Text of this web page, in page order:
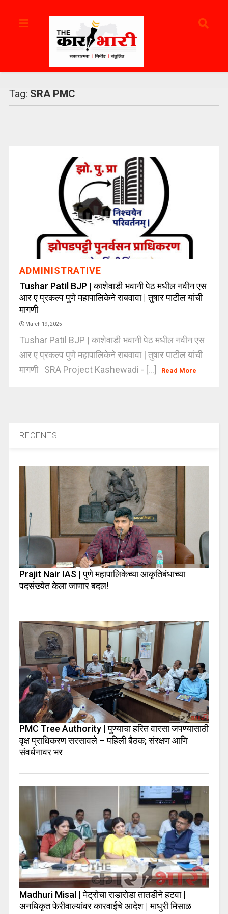
Tag: SRA PMC
ADMINISTRATIVE
Tushar Patil BJP | काशेवाडी भवानी पेठ मधील नवीन एस
आर ए प्रकल्प पुणे महापालिकेने राबवावा | तुषार पाटील यांची
मागणी
March 19, 2025
Tushar Patil BJP | काशेवाडी भवानी पेठ मधील नवीन एस
आर ए प्रकल्प पुणे महापालिकेने राबवावा | तुषार पाटील यांची
मागणी SRA Project Kashewadi - [...]
Read More
RECENTS
Prajit Nair IAS | पुणे महापालिकेच्या आकृतिबंधाच्या
पदसंख्येत केला जाणार बदल!
PMC Tree Authority | पुण्याचा हरित वारसा जपण्यासाठी
वृक्ष प्राधिकरण सरसावले – पहिली बैठक; संरक्षण आणि
संवर्धनावर भर
Madhuri Misal | मेट्रोचा राडारोडा तातडीने हटवा |
अनधिकृत फेरीवाल्यांवर कारवाईचे आदेश | माधुरी मिसाळ